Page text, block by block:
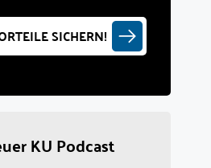
SICHERN!
KU Podcast